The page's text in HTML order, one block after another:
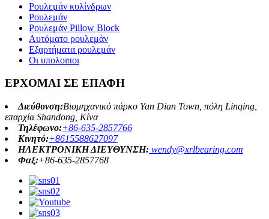
Ρουλεμάν κυλίνδρων
Ρουλεμάν
Ρουλεμάν Pillow Block
Αυτόματο ρουλεμάν
Εξαρτήματα ρουλεμάν
Οι υπολοιποι
ΕΡΧΟΜΑΙ ΣΕ ΕΠΑΦΗ
Διεύθυνση:Βιομηχανικό πάρκο Yan Dian Town, πόλη Linqing,
επαρχία Shandong, Κίνα
Τηλέφωνο:+86-635-2857766
Κινητό:+8615588627097
ΗΛΕΚΤΡΟΝΙΚΗ ΔΙΕΥΘΥΝΣΗ: wendy@xrlbearing.com
Φαξ:+86-635-2857768